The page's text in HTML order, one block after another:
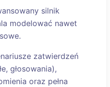
silnik
modelować nawet
zatwierdzeń
głosowania),
oraz pełna